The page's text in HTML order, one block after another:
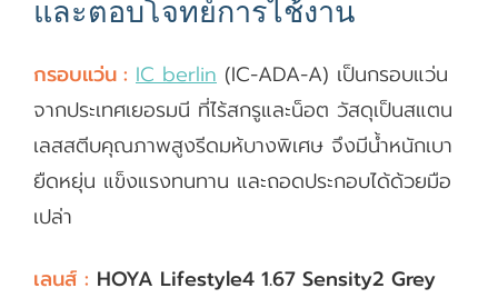
และตอบโจทย์การไช้งาน
กรอบแว่น : IC berlin (IC-ADA-A) เป็นกรอบแว่น
จากประเทศเยอรมนี ที่ไร้สกรูและน็อต วัสดุเป็นสแตน
เลสสตีบคุณภาพสูงรีดมห้บางพิเศษ จึงมีน้ำหนักเบา
ยืดหยุ่น แข็งแรงทนทาน และถอดประกอบได้ด้วยมือ
เปล่า
เลนส์ : HOYA Lifestyle4 1.67 Sensity2 Grey